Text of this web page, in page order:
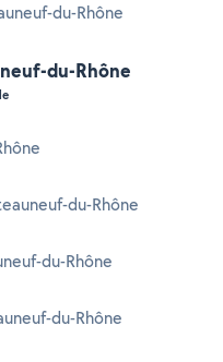
du-Rhône
du-Rhône
du-Rhône
du-Rhône
du-Rhône